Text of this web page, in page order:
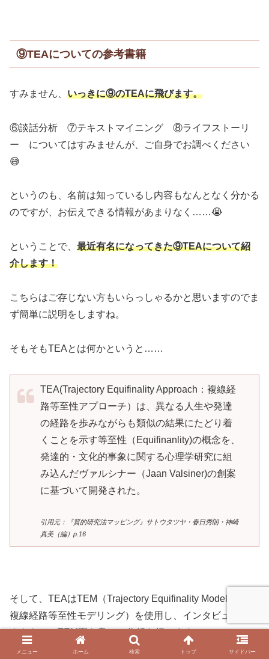
⑨TEAについての参考書籍
すみません、 いっきに⑨のTEAに飛びます。
⑥談話分析 ⑦テキストマイニング ⑧ライフストーリ
ー についてはすみませんが、ご自身でお調べください
😅
というのも、名前は知っているし内容もなんとなく分かる
のですが、お伝えできる情報があまりなく……😭
ということで、 最近有名になってきた⑨TEAについて紹
介します！
こちらはご存じない方もいらっしゃるかと思いますのでま
ず簡単に説明をしますね。
そもそもTEAとは何かというと……
TEA(Trajectory Equifinality Approach：複線経
路等至性アプローチ）は、異なる人生や発達
の経路を歩みながらも類似の結果にたどり着
くことを示す等至性（Equifinanlity)の概念を、
発達的・文化的事象に関する心理学研究に組
み込んだヴァルシナー（Jaan Valsiner)の創案
に基づいて開発された。
引用元：『質的研究法マッピング』サトウタツヤ・春日秀朗・神崎
真美（編）p.16
そして、TEAはTEM（Trajectory Equifinality Modeling：
複線経路等至性モデリング）を使用し、インタビューデー
タをもとにTEM図を書いて分析を行います。
メニュー ホーム 検索 トップ サイドバー